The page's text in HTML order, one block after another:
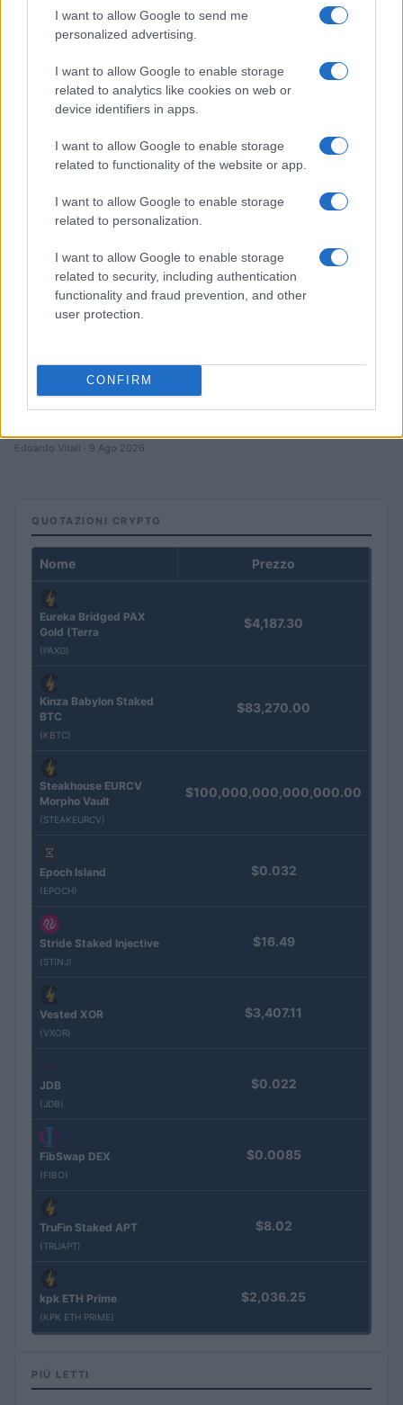
I want to allow Google to send me
personalized advertising.
I want to allow Google to enable storage
related to analytics like cookies on web or
device identifiers in apps.
I want to allow Google to enable storage
related to functionality of the website or app.
I want to allow Google to enable storage
related to personalization.
I want to allow Google to enable storage
related to security, including authentication
functionality and fraud prevention, and other
user protection.
CONFIRM
ETF Bitcoin, Hyperliquid e la chiusura di 100 progetti: il futuro
delle criptovalute
CRIPTOVALUTE
Scoperte 80 GB di RAM nascosti nelle vecchie GPU NVIDIA
Edoardo Vitali · 9 Ago 2026
QUOTAZIONI CRYPTO
Nome Prezzo
Eureka Bridged PAX
Gold (Terra
(PAXG)
$4,187.30
Kinza Babylon Staked
BTC
(KBTC)
$83,270.00
Steakhouse EURCV
Morpho Vault
(STEAKEURCV)
$100,000,000,000,000.00
Epoch Island
(EPOCH)
$0.032
Stride Staked Injective
(STINJ)
$16.49
Vested XOR
(VXOR)
$3,407.11
JDB
(JDB)
$0.022
FibSwap DEX
(FIBO)
$0.0085
TruFin Staked APT
(TRUAPT)
$8.02
kpk ETH Prime
(KPK ETH PRIME)
$2,036.25
PIÙ LETTI